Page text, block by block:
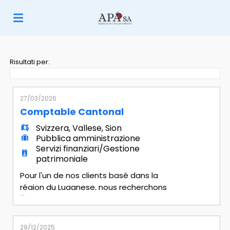
Offerte
di
lavoro
Carica
il
Login
Risultati per:
27/03/2026
Comptable Cantonal
Svizzera,Vallese,Sion
Pubblica amministrazione
Servizi finanziari/Gestione
patrimoniale
Pour l'un de nos clients basé dans la
région du Luganese, nous recherchons
immédiatement un(e) : Comptable
la comptabilité générale et analytique
...
29/12/2025